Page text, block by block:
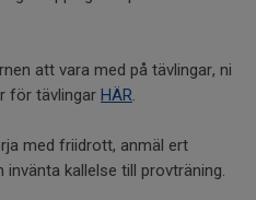
att vara med på tävlingar, ni
för tävlingar HÄR.
med friidrott, anmäl ert
kallelse till provträning.